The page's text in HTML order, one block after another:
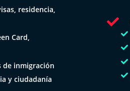
residencia,
Card,
de inmigración
y ciudadanía




